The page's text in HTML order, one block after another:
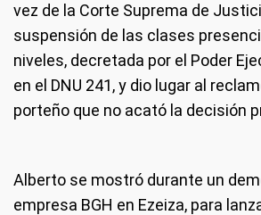
vez de la Corte Suprema de
suspensión de las clases
niveles, decretada por el Poder
en el DNU 241, y dio lugar al
porteño que no acató la decisión
Alberto se mostró durante un
empresa BGH en Ezeiza, para